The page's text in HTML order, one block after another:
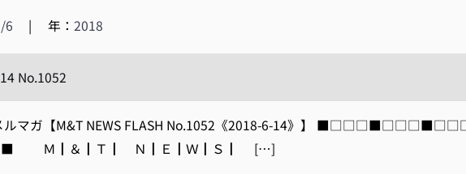
6 | 年：2018
No.1052
ルマガ【M&T NEWS FLASH No.1052《2018-6-14》】
Ｍ┃＆┃Ｔ┃ Ｎ┃Ｅ┃Ｗ┃Ｓ┃ […]